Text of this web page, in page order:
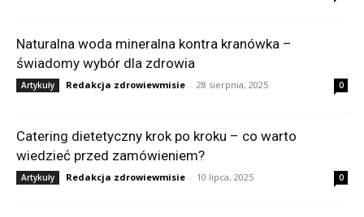
Naturalna woda mineralna kontra kranówka –
świadomy wybór dla zdrowia
Artykuły Redakcja zdrowiewmisie - 28 sierpnia, 2025 0
Catering dietetyczny krok po kroku – co warto
wiedzieć przed zamówieniem?
Artykuły Redakcja zdrowiewmisie - 10 lipca, 2025 0